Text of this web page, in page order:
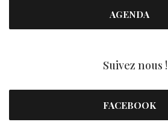
AGENDA
Suivez nous !
FACEBOOK